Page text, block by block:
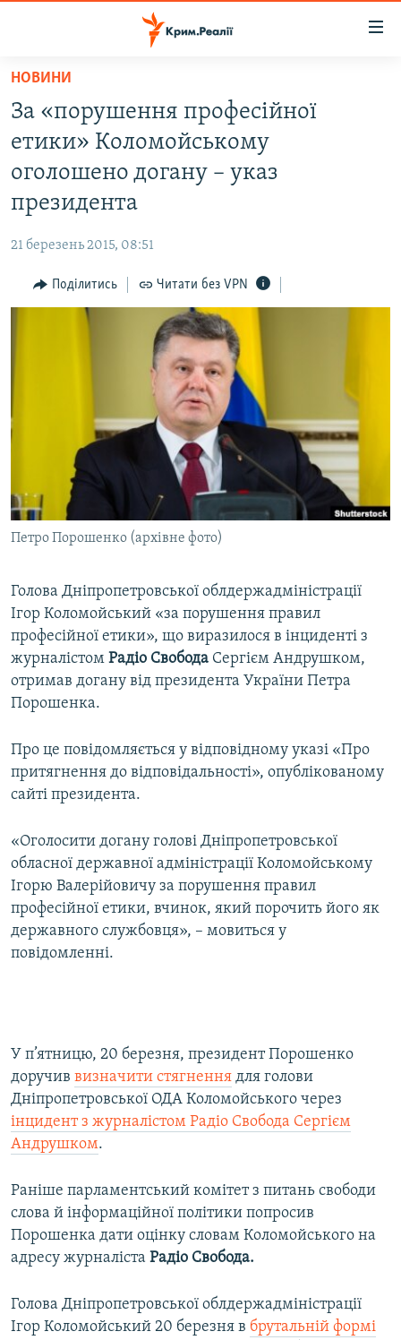
Перейти
основного
матеріалу
до
основної
Перейти
пошуку
ВОДА.КРИМ
ПОГЛЯД
ІНТЕРВ'Ю
ВСЕ ЗА ДЕНЬ
ВІДЕОУРОКИ «ELIFBE»
СВІДЧЕННЯ ОКУПАЦІЇ
УКРАЇНСЬКА ПРОБЛЕМА КРИМУ
ІНФОГРАФІКА
ЯК ОБІЙТИ БЛОКУВАННЯ
Qırımtatar
ДОЛУЧАЙСЯ!
Усі сайти RFE/RL
НОВИНИ
За «порушення професійної
етики» Коломойському
оголошено догану – указ
президента
21 березень 2015, 08:51
Поділитись Читати без VPN
Петро Порошенко (архівне фото)
Голова Дніпропетровської облдержадміністрації
Ігор Коломойський «за порушення правил
професійної етики», що виразилося в інциденті з
журналістом Радіо Свобода Сергієм Андрушком,
отримав догану від президента України Петра
Порошенка.
Про це повідомляється у відповідному указі «Про
притягнення до відповідальності», опублікованому
сайті президента.
«Оголосити догану голові Дніпропетровської
обласної державної адміністрації Коломойському
Ігорю Валерійовичу за порушення правил
професійної етики, вчинок, який порочить його як
державного службовця», – мовиться у
повідомленні.
У п’ятницю, 20 березня, президент Порошенко
доручив визначити стягнення для голови
Дніпропетровської ОДА Коломойського через
інцидент з журналістом Радіо Свобода Сергієм
Андрушком.
Раніше парламентський комітет з питань свободи
слова й інформаційної політики попросив
Порошенка дати оцінку словам Коломойського на
адресу журналіста Радіо Свобода.
Голова Дніпропетровської облдержадміністрації
Ігор Коломойський 20 березня в брутальній формі